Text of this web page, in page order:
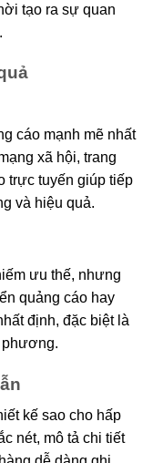
tạo ra sự quan
cáo mạnh mẽ nhất
xã hội, trang
trực tuyến giúp tiếp
và hiệu quả.
ưu thế, nhưng
quảng cáo hay
định, đặc biệt là
phương.
kế sao cho hấp
nét, mô tả chi tiết